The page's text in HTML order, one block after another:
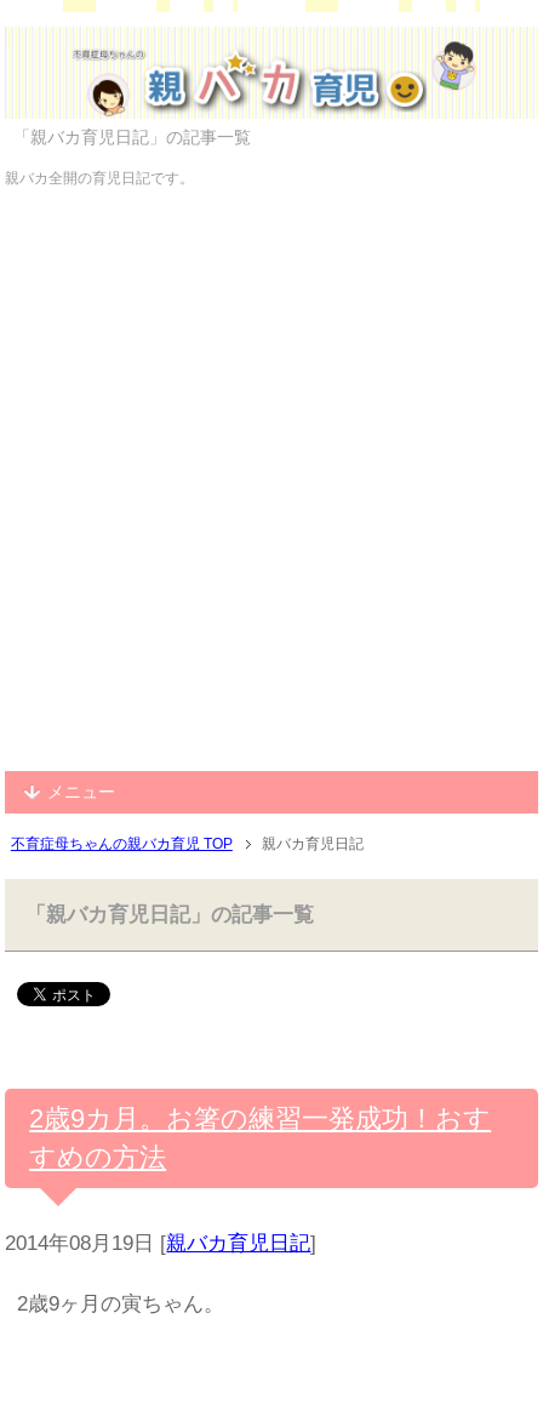
「親バカ育児日記」の記事一覧
親バカ全開の育児日記です。
メニュー
不育症母ちゃんの親バカ育児 TOP 親バカ育児日記
「親バカ育児日記」の記事一覧
2歳9カ月。お箸の練習一発成功！おす
すめの方法
2014年08月19日 [親バカ育児日記]
2歳9ヶ月の寅ちゃん。